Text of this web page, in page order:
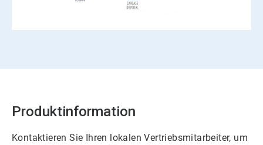
Produktinformation
Kontaktieren Sie Ihren lokalen Vertriebsmitarbeiter, um